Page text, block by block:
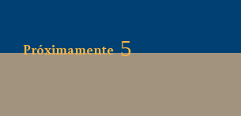
Próximamente